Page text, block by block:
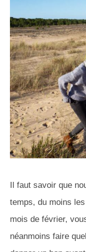
Il faut savoir que
temps, du moins
mois de février,
néanmoins faire